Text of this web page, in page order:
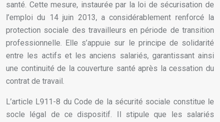
santé. Cette mesure, instaurée par la loi de sécurisation de
l’emploi du 14 juin 2013, a considérablement renforcé la
protection sociale des travailleurs en période de transition
professionnelle. Elle s’appuie sur le principe de solidarité
entre les actifs et les anciens salariés, garantissant ainsi
une continuité de la couverture santé après la cessation du
contrat de travail.
L’article L911-8 du Code de la sécurité sociale constitue le
socle légal de ce dispositif. Il stipule que les salariés